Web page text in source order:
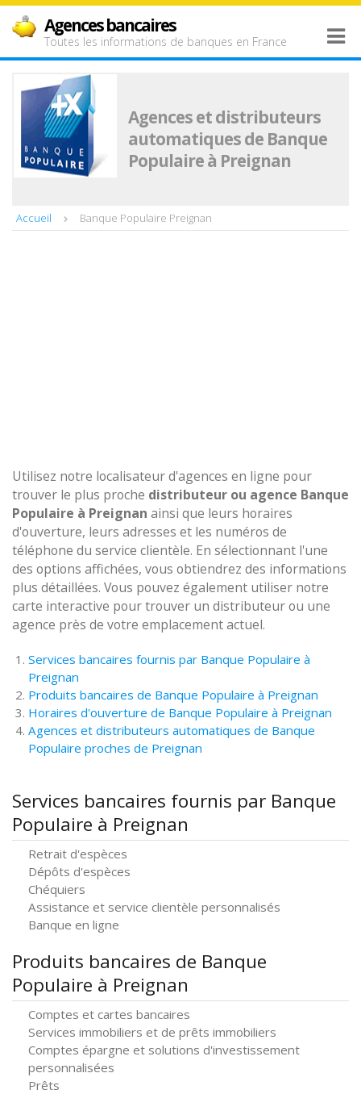
Agences bancaires
Toutes les informations de banques en France
Agences et distributeurs
automatiques de Banque
Populaire à Preignan
Accueil Banque Populaire Preignan
Utilisez notre localisateur d'agences en ligne pour
trouver le plus proche distributeur ou agence Banque
Populaire à Preignan ainsi que leurs horaires
d'ouverture, leurs adresses et les numéros de
téléphone du service clientèle. En sélectionnant l'une
des options affichées, vous obtiendrez des informations
plus détaillées. Vous pouvez également utiliser notre
carte interactive pour trouver un distributeur ou une
agence près de votre emplacement actuel.
Services bancaires fournis par Banque Populaire à
Preignan
Produits bancaires de Banque Populaire à Preignan
Horaires d'ouverture de Banque Populaire à Preignan
Agences et distributeurs automatiques de Banque
Populaire proches de Preignan
Services bancaires fournis par Banque
Populaire à Preignan
Retrait d'espèces
Dépôts d'espèces
Chéquiers
Assistance et service clientèle personnalisés
Banque en ligne
Produits bancaires de Banque
Populaire à Preignan
Comptes et cartes bancaires
Services immobiliers et de prêts immobiliers
Comptes épargne et solutions d'investissement
personnalisées
Prêts